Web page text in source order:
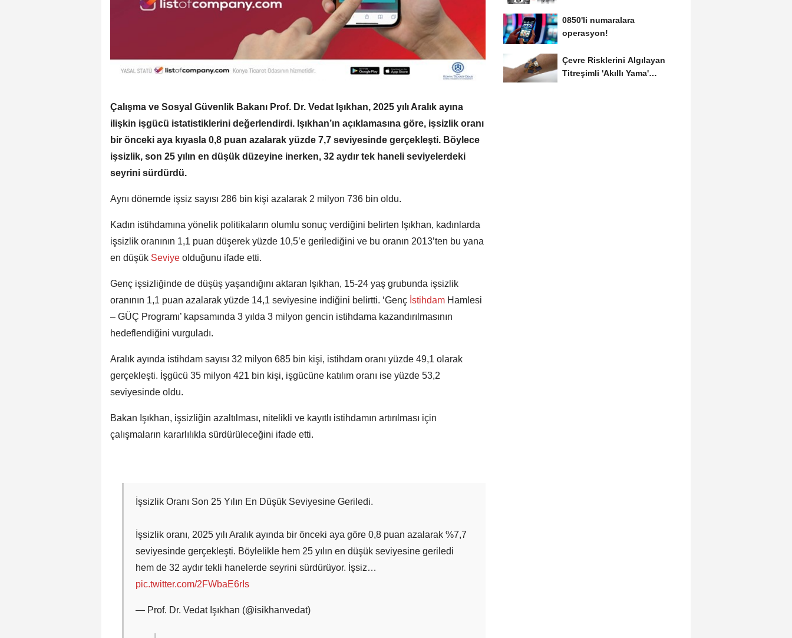
Çalışma ve Sosyal Güvenlik Bakanı Prof. Dr. Vedat Işıkhan, 2025 yılı Aralık ayına
ilişkin işgücü istatistiklerini değerlendirdi. Işıkhan’ın açıklamasına göre, işsizlik oranı
bir önceki aya kıyasla 0,8 puan azalarak yüzde 7,7 seviyesinde gerçekleşti. Böylece
işsizlik, son 25 yılın en düşük düzeyine inerken, 32 aydır tek haneli seviyelerdeki
seyrini sürdürdü.
Aynı dönemde işsiz sayısı 286 bin kişi azalarak 2 milyon 736 bin oldu.
Kadın istihdamına yönelik politikaların olumlu sonuç verdiğini belirten Işıkhan, kadınlarda
işsizlik oranının 1,1 puan düşerek yüzde 10,5’e gerilediğini ve bu oranın 2013’ten bu yana
en düşük Seviye olduğunu ifade etti.
Genç işsizliğinde de düşüş yaşandığını aktaran Işıkhan, 15-24 yaş grubunda işsizlik
oranının 1,1 puan azalarak yüzde 14,1 seviyesine indiğini belirtti. ‘Genç İstihdam Hamlesi
– GÜÇ Programı’ kapsamında 3 yılda 3 milyon gencin istihdama kazandırılmasının
hedeflendiğini vurguladı.
Aralık ayında istihdam sayısı 32 milyon 685 bin kişi, istihdam oranı yüzde 49,1 olarak
gerçekleşti. İşgücü 35 milyon 421 bin kişi, işgücüne katılım oranı ise yüzde 53,2
seviyesinde oldu.
Bakan Işıkhan, işsizliğin azaltılması, nitelikli ve kayıtlı istihdamın artırılması için
çalışmaların kararlılıkla sürdürüleceğini ifade etti.
İşsizlik Oranı Son 25 Yılın En Düşük Seviyesine Geriledi.
İşsizlik oranı, 2025 yılı Aralık ayında bir önceki aya göre 0,8 puan azalarak %7,7
seviyesinde gerçekleşti. Böylelikle hem 25 yılın en düşük seviyesine geriledi
hem de 32 aydır tekli hanelerde seyrini sürdürüyor. İşsiz…
pic.twitter.com/2FWbaE6rIs
— Prof. Dr. Vedat Işıkhan (@isikhanvedat)
0850'li numaralara
operasyon!
Çevre Risklerini Algılayan
Titreşimli 'Akıllı Yama'